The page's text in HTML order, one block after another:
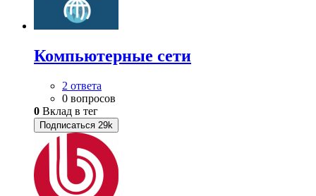
Компьютерные сети
2 ответа
0 вопросов
0 Вклад в тег
Подписаться 29k